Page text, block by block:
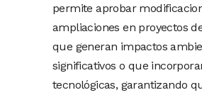
permite aprobar
ampliaciones en proyectos
que generan impactos
significativos o que
tecnológicas, garantizando